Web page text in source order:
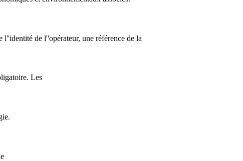
l''identité de l''opérateur, une référence de la
Les